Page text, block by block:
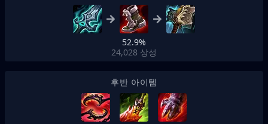
52.9%
24,028 상성
후반 아이템